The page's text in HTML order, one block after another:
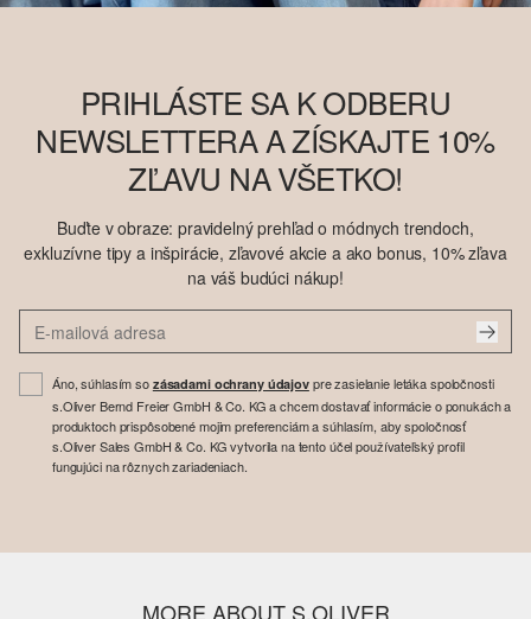
PRIHLÁSTE SA K ODBERU
NEWSLETTERA A ZÍSKAJTE 10%
ZĽAVU NA VŠETKO!
Buďte v obraze: pravidelný prehľad o módnych trendoch,
exkluzívne tipy a inšpirácie, zľavové akcie a ako bonus, 10% zľava
na váš budúci nákup!
Áno, súhlasím so zásadami ochrany údajovpre zasielanie letáka spoločnosti
s.Oliver Bernd Freier GmbH & Co. KG a chcem dostavať informácie o ponukách a
produktoch prispôsobené mojim preferenciám a súhlasím, aby spoločnosť
s.Oliver Sales GmbH & Co. KG vytvorila na tento účel používateľský profil
fungujúci na rôznych zariadeniach.
MORE ABOUT S.OLIVER